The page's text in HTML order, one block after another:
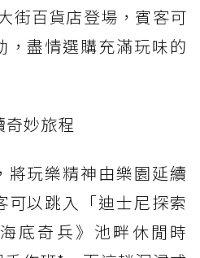
街百貨店登場，賓客可
，盡情選購充滿玩味的
奇妙旅程
將玩樂精神由樂園延續
可以跳入「迪士尼探索
底奇兵》池畔休閒時